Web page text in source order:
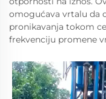
omogućava vrtalu da
pronikavanja tokom
frekvenciju promene